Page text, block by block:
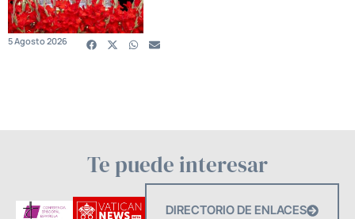
5 Agosto 2026
Te puede interesar
DIRECTORIO DE ENLACES